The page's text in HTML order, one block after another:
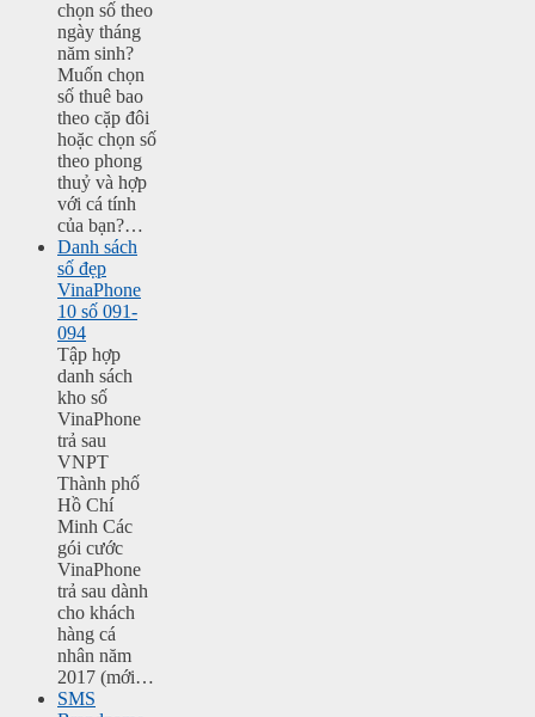
chọn số theo
ngày tháng
năm sinh?
Muốn chọn
số thuê bao
theo cặp đôi
hoặc chọn số
theo phong
thuỷ và hợp
với cá tính
của bạn?…
Danh sách
số đẹp
VinaPhone
10 số 091-
094
Tập hợp
danh sách
kho số
VinaPhone
trả sau
VNPT
Thành phố
Hồ Chí
Minh Các
gói cước
VinaPhone
trả sau dành
cho khách
hàng cá
nhân năm
2017 (mới…
SMS